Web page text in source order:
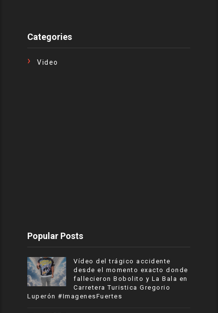
Categories
Video
Popular Posts
Vídeo del trágico accidente
desde el momento exacto donde
fallecieron Bobolito y La Bala en
Carretera Turistica Gregorio
Luperón #ImagenesFuertes